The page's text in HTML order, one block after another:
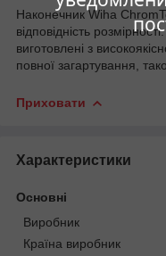
Наконечник Wiha
відповідність
виготовлені з
повної загартування,
Приховати
Характеристики
Основні
Виробник
Країна виробник